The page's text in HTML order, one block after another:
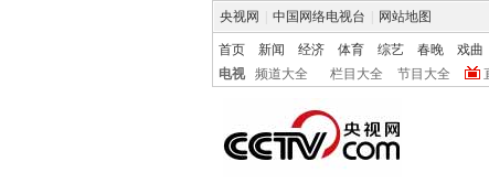
央视网 中国网络电视台 网站地图
首页 新闻 经济 体育 综艺 春晚 戏曲
电视
频道大全 栏目大全 节目大全